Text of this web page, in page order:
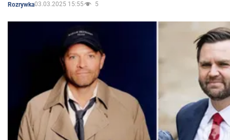
Rozrywka03.03.2025 15:55 5